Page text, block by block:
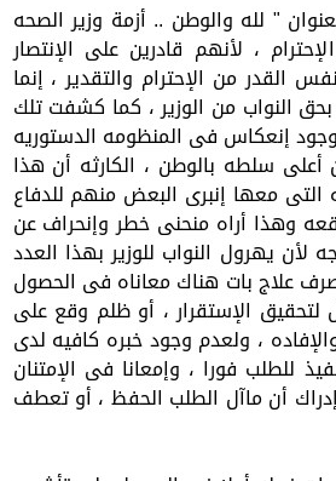
" لله والوطن .. أزمة وزير الصحه
، لأنهم قادرين على الإنتصار
القدر من الإحترام والتقدير ، إنما
النواب من الوزير ، كما كشفت تلك
إنعكاس فى المنظومه الدستوريه
أعلى سلطه بالوطن ، الكارثه أن هذا
معها إنبرى البعض منهم للدفاع
وهذا أراه منحنى خطر وإنحراف عن
يهرول النواب للوزير بهذا العدد
صرف علاج بات هناك معاناه فى الحصول
لتحقيق الإستقرار ، أو ظلم وقع على
، ولعدم وجود خبره كافيه لدى
للطلب فورا ، وإمعانا فى الإمتنان
أن ماآل الطلب الحفظ ، أو تعطف